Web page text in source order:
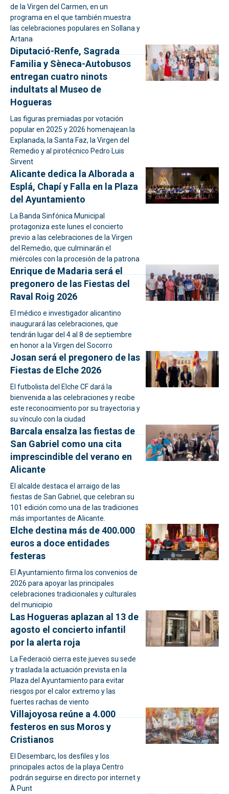
de la Virgen del Carmen, en un
programa en el que también muestra
las celebraciones populares en Sollana y
Artana
Diputació-Renfe, Sagrada
Familia y Sèneca-Autobusos
entregan cuatro ninots
indultats al Museo de
Hogueras
Las figuras premiadas por votación
popular en 2025 y 2026 homenajean la
Explanada, la Santa Faz, la Virgen del
Remedio y al pirotécnico Pedro Luis
Sirvent
Alicante dedica la Alborada a
Esplá, Chapí y Falla en la Plaza
del Ayuntamiento
La Banda Sinfónica Municipal
protagoniza este lunes el concierto
previo a las celebraciones de la Virgen
del Remedio, que culminarán el
miércoles con la procesión de la patrona
Enrique de Madaria será el
pregonero de las Fiestas del
Raval Roig 2026
El médico e investigador alicantino
inaugurará las celebraciones, que
tendrán lugar del 4 al 8 de septiembre
en honor a la Virgen del Socorro
Josan será el pregonero de las
Fiestas de Elche 2026
El futbolista del Elche CF dará la
bienvenida a las celebraciones y recibe
este reconocimiento por su trayectoria y
su vínculo con la ciudad
Barcala ensalza las fiestas de
San Gabriel como una cita
imprescindible del verano en
Alicante
El alcalde destaca el arraigo de las
fiestas de San Gabriel, que celebran su
101 edición como una de las tradiciones
más importantes de Alicante.
Elche destina más de 400.000
euros a doce entidades
festeras
El Ayuntamiento firma los convenios de
2026 para apoyar las principales
celebraciones tradicionales y culturales
del municipio
Las Hogueras aplazan al 13 de
agosto el concierto infantil
por la alerta roja
La Federació cierra este jueves su sede
y traslada la actuación prevista en la
Plaza del Ayuntamiento para evitar
riesgos por el calor extremo y las
fuertes rachas de viento
Villajoyosa reúne a 4.000
festeros en sus Moros y
Cristianos
El Desembarc, los desfiles y los
principales actos de la playa Centro
podrán seguirse en directo por internet y
À Punt